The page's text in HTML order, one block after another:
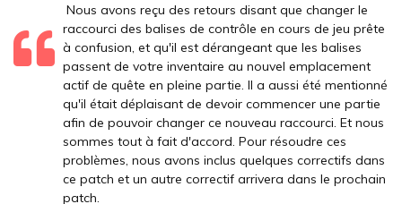
Nous avons reçu des retours disant que changer le
raccourci des balises de contrôle en cours de jeu prête
à confusion, et qu'il est dérangeant que les balises
passent de votre inventaire au nouvel emplacement
actif de quête en pleine partie. Il a aussi été mentionné
qu'il était déplaisant de devoir commencer une partie
afin de pouvoir changer ce nouveau raccourci. Et nous
sommes tout à fait d'accord. Pour résoudre ces
problèmes, nous avons inclus quelques correctifs dans
ce patch et un autre correctif arrivera dans le prochain
patch.